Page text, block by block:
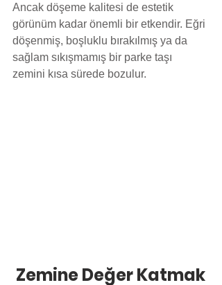
Ancak döşeme kalitesi de estetik
görünüm kadar önemli bir etkendir. Eğri
döşenmiş, boşluklu bırakılmış ya da
sağlam sıkışmamış bir parke taşı
zemini kısa sürede bozulur.